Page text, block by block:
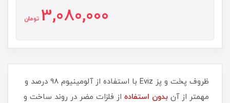
3,080,000 تومان
ظروف پخت و پز Eviz با استفاده از آلومینیوم 98 درصد و
مهمتر از آن بدون استفاده از فلزات مضر در روند ساخت و